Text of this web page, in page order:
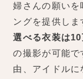
婦さんの願いを
ングを提供しま
選べる衣装は10
の撮影が可能で
由、アイドルに